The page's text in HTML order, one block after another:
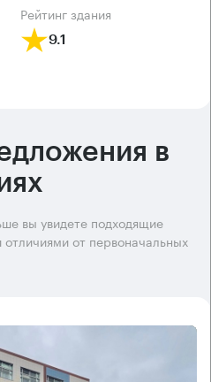
рейтинг здания
9.1
в
вы увидете подходящие
от первоначальных